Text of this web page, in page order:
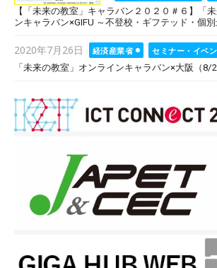
【「未来の教室」キャラバン２０２０＃６】「
ンキャラバン×GIFU ～不登校・ギフテッド・個別
Posted
on
2020年7月26日 経済産業省 セミナー・イベ
「未来の教室」オンラインキャラバン×大阪（8/2